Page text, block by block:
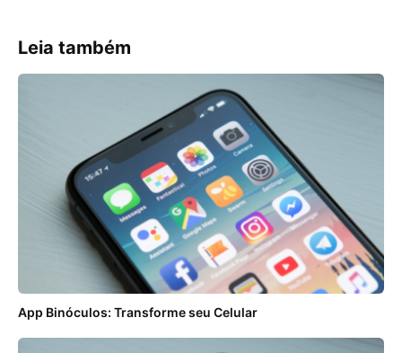
Leia também
App Binóculos: Transforme seu Celular